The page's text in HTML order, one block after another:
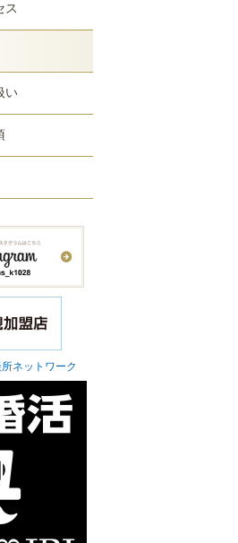
ス
い
ネットワーク